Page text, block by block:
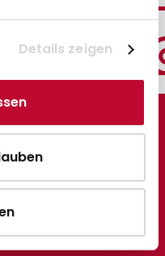
Details zeigen
Lieferung
Angebot ist